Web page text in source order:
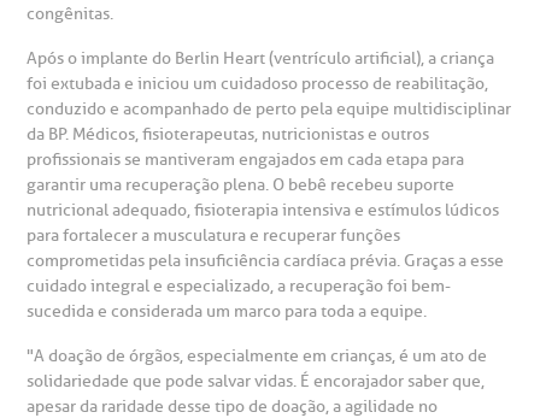
BP Mirante
Saiba mais
Endereço:
a BP
Conosco
Teleinterconsulta
Centro de Doenças Autoimunes
de veracidade de atestado
atendimento
Cirurgia
congênitas.
Após o implante do Berlin Heart (ventrículo artificial), a criança
foi extubada e iniciou um cuidadoso processo de reabilitação,
conduzido e acompanhado de perto pela equipe multidisciplinar
da BP. Médicos, fisioterapeutas, nutricionistas e outros
profissionais se mantiveram engajados em cada etapa para
garantir uma recuperação plena. O bebê recebeu suporte
nutricional adequado, fisioterapia intensiva e estímulos lúdicos
para fortalecer a musculatura e recuperar funções
comprometidas pela insuficiência cardíaca prévia. Graças a esse
cuidado integral e especializado, a recuperação foi bem-
sucedida e considerada um marco para toda a equipe.
"A doação de órgãos, especialmente em crianças, é um ato de
solidariedade que pode salvar vidas. É encorajador saber que,
apesar da raridade desse tipo de doação, a agilidade no